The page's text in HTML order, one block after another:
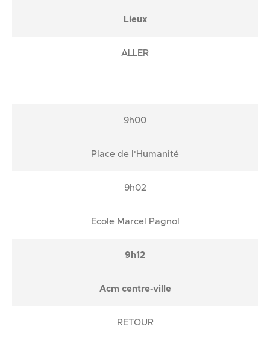
Lieux
ALLER
9h00
Place de l'Humanité
9h02
Ecole Marcel Pagnol
9h12
Acm centre-ville
RETOUR